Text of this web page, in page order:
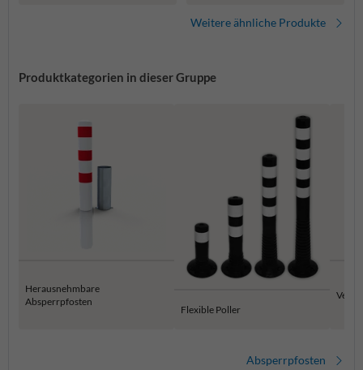
Weitere ähnliche Produkte
Produktkategorien in dieser Gruppe
Herausnehmbare
Absperrpfosten
Flexible Poller
Absperrpfosten